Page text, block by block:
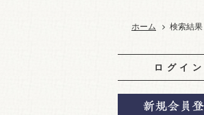
ホーム 検索結果
ログイン